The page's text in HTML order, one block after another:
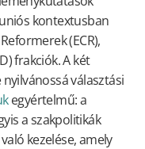
kontextusban
(ECR),
frakciók. A két
választási
egyértelmű: a
a szakpolitikák
kezelése, amely